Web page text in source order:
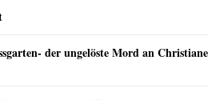
der ungelöste Mord an Christiane